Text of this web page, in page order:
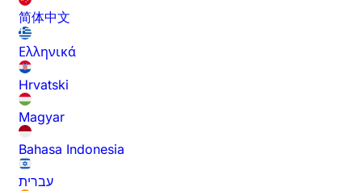
简体中文
Ελληνικά
Hrvatski
Magyar
Bahasa Indonesia
עברית